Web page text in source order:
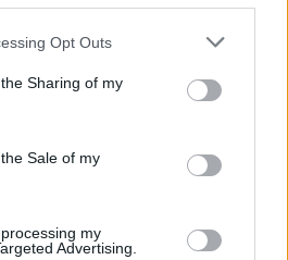
Opt Outs
Sharing of my
Sale of my
my
Advertising.
νιώθω ότι
όλοι